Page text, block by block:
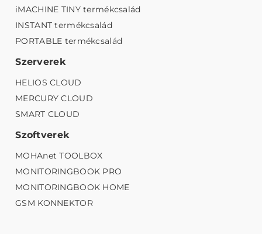
iMACHINE TINY termékcsalád
INSTANT termékcsalád
PORTABLE termékcsalád
Szerverek
HELIOS CLOUD
MERCURY CLOUD
SMART CLOUD
Szoftverek
MOHAnet TOOLBOX
MONITORINGBOOK PRO
MONITORINGBOOK HOME
GSM KONNEKTOR